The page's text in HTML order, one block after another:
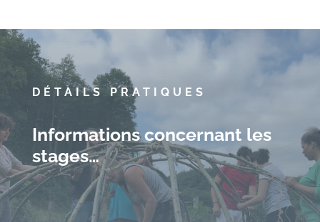
DÉTAILS PRATIQUES
Informations concernant les
stages…